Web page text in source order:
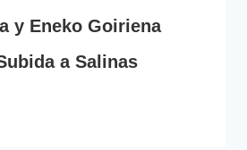
y Eneko Goiriena
a Salinas